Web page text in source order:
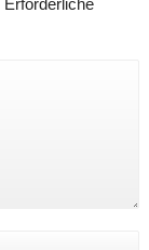
Erforderliche